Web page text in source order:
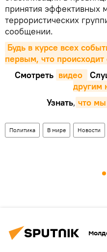
принятия эффективных
террористических
сообщении.
Будь в курсе всех
первым, что происходит
Смотреть видео
другим
Узнать, что
Политика В мире Новости